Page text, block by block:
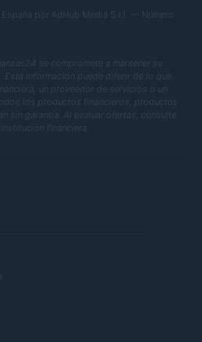
por AdHub Media S.r.l. — Número
se compromete a mantener su
Esta información puede diferir de lo que
un proveedor de servicios o un
los productos financieros, productos
sin garantía. Al evaluar ofertas, consulte
financiera.